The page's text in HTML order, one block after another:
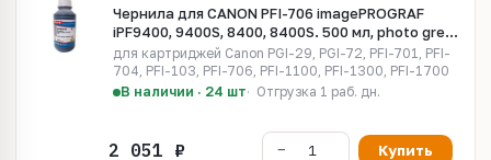
Чернила для CANON PFI-706 imagePROGRAF
iPF9400, 9400S, 8400, 8400S. 500 мл, photo grey,
Pigment MyInk CI-PGY412
для картриджей Canon PGI-29, PGI-72, PFI-701, PFI-
704, PFI-103, PFI-706, PFI-1100, PFI-1300, PFI-1700
В наличии · 24 шт
Отгрузка 1 раб. дн.
Купить